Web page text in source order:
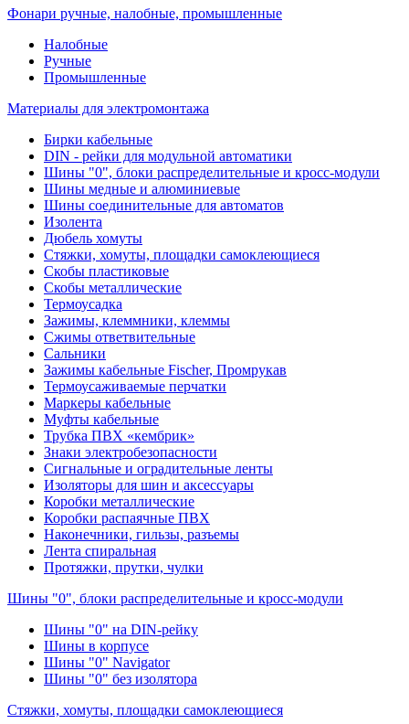
Фонари ручные, налобные, промышленные
Налобные
Ручные
Промышленные
Материалы для электромонтажа
Бирки кабельные
DIN - рейки для модульной автоматики
Шины "0", блоки распределительные и кросс-модули
Шины медные и алюминиевые
Шины соединительные для автоматов
Изолента
Дюбель хомуты
Стяжки, хомуты, площадки самоклеющиеся
Скобы пластиковые
Скобы металлические
Термоусадка
Зажимы, клеммники, клеммы
Сжимы ответвительные
Сальники
Зажимы кабельные Fischer, Промрукав
Термоусаживаемые перчатки
Маркеры кабельные
Муфты кабельные
Трубка ПВХ «кембрик»
Знаки электробезопасности
Сигнальные и оградительные ленты
Изоляторы для шин и аксессуары
Коробки металлические
Коробки распаячные ПВХ
Наконечники, гильзы, разъемы
Лента спиральная
Протяжки, прутки, чулки
Шины "0", блоки распределительные и кросс-модули
Шины "0" на DIN-рейку
Шины в корпусе
Шины "0" Navigator
Шины "0" без изолятора
Стяжки, хомуты, площадки самоклеющиеся